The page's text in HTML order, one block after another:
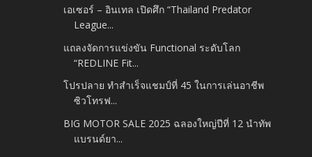
เอเซอร์ – อินเทล เปิดศึก “Thailand Predator
League...
แถลงจัดการแข่งขัน Functional ระดับโลก
“REDLINE Fit...
โปรปลาย ทำสำเร็จแชมป์ที่ 45 ในการเล่นอาชีพ
ซิวโทรฟ...
BIG MOTOR SALE 2025 ฉลองใหญ่ปีที่ 12 นำทัพ
แบรนด์ยา...